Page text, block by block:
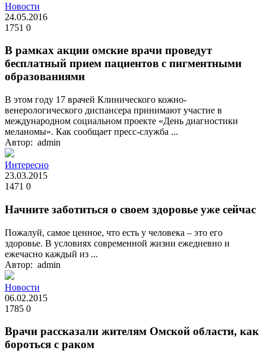
Новости
24.05.2016
1751 0
В рамках акции омские врачи проведут
бесплатный прием пациентов с пигментными
образованиями
В этом году 17 врачей Клинического кожно-
венерологического диспансера принимают участие в
международном социальном проекте «День диагностики
меланомы». Как сообщает пресс-служба ...
Автор: admin
Интересно
23.03.2015
1471 0
Начните заботиться о своем здоровье уже сейчас
Пожалуй, самое ценное, что есть у человека – это его
здоровье. В условиях современной жизни ежедневно и
ежечасно каждый из ...
Автор: admin
Новости
06.02.2015
1785 0
Врачи рассказали жителям Омской области, как
бороться с раком